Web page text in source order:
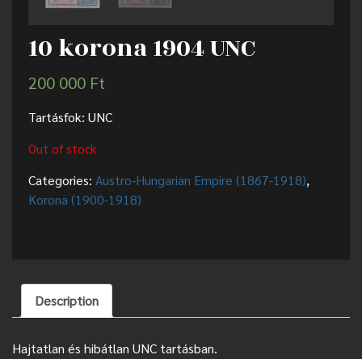
10 korona 1904 UNC
200 000 Ft
Tartásfok: UNC
Out of stock
Categories: Austro-Hungarian Empire (1867-1918),
Korona (1900-1918)
Description
Hajtatlan és hibátlan UNC tartásban.